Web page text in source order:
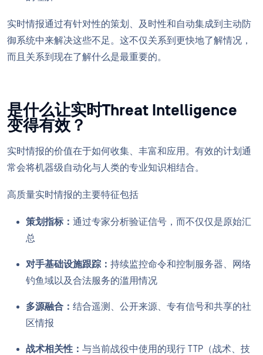
实时情报通过有针对性的策划、及时性和自动集成到主动防
御系统中来解决这些不足。这不仅关系到更快地了解情况，
而且关系到现在了解什么是最重要的。
是什么让实时Threat Intelligence
变得有效？
实时情报的价值在于如何收集、丰富和应用。有效的计划通
常会将机器级自动化与人类的专业知识相结合。
高质量实时情报的主要特征包括
策划指标： 通过专家分析验证信号，而不仅仅是原始汇
总
对手基础设施跟踪： 持续监控命令和控制服务器、网络
钓鱼域以及合法服务的滥用情况
多源融合： 结合遥测、公开来源、专有信号和共享的社
区情报
战术相关性： 与当前战役中使用的现行 TTP（战术、技